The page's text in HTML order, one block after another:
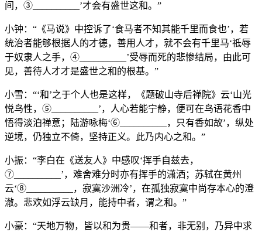
间，③__________’才会有盛世这和。”
小钟：“《马说》中控诉了‘食马者不知其能千里而食也’，若
统治者能够根据人的才德，善用人才，就不会有千里马‘祗辱
于奴隶人之手，④__________’受辱而死的悲惨结局，由此可
见，善待人才才是盛世之和的根基。”
小雪：“‘和’之于个人也是这样，《题破山寺后禅院》云‘山光
悦鸟性，⑤__________’，人心若能宁静，便可在鸟语花香中
悟得淡泊禅意；陆游咏梅‘⑥__________，只有香如故’，纵处
逆境，仍独立不倚，坚持正义。此乃内心之和。”
小振：“李白在《送友人》中感叹‘挥手自兹去，
⑦__________’，难舍难分时亦有挥手的潇洒；苏轼在黄州
云‘⑧__________，寂寞沙洲冷’，在孤独寂寞中尚存本心的澄
澈。悲欢如浮云缺月，能持中者，谓之和。”
小豪：“天地万物，皆以和为贵——和者，非无别，乃异中求